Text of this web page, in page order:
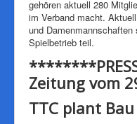
gehören aktuell 280
im Verband macht.
und
Spielbetrieb teil.
Zeitung vom
TTC plant